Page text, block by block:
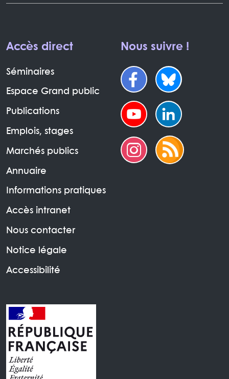
Accès direct
Séminaires
Espace Grand public
Publications
Emplois, stages
Marchés publics
Annuaire
Informations pratiques
Accès intranet
Nous contacter
Notice légale
Accessibilité
Nous suivre !